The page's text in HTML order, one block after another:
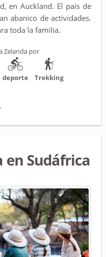
en Auckland. El país de
abanico de actividades.
toda la familia.
Zelanda por
deporte Trekking
Sudáfrica